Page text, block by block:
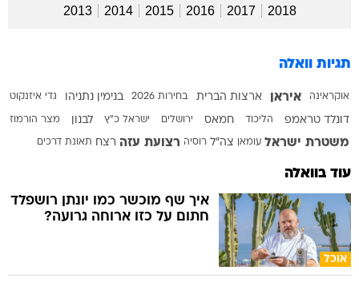
2018
2017
2016
2015
2014
2013
תגיות וואלה
אוקראינה איראן ארצות הברית בחירות 2026 בנימין נתניהו גדי איזנקוט
דונלד טראמפ הליכוד חמאס ירושלים ישראל כ"ץ לבנון מצר הורמוז
משטרת ישראל עומאן צה"ל רוסיה רצועת עזה רצח תאונת דרכים
עוד בוואלה
אוכל
איך שף מוכשר כמו יונתן רושפלד
חתום על כזו ארוחה גרועה?